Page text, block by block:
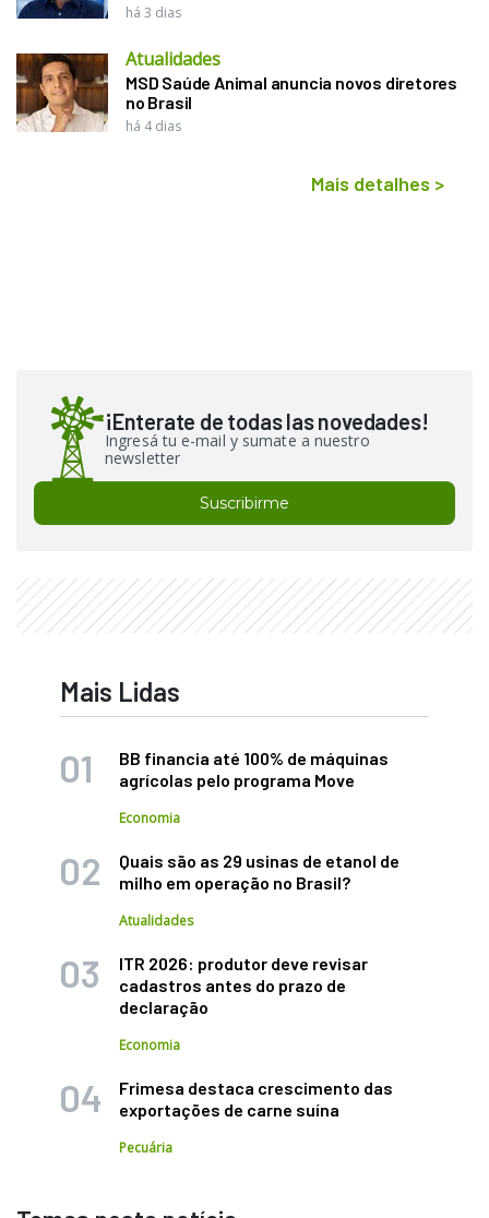
há 3 dias
Atualidades
MSD Saúde Animal anuncia novos diretores
no Brasil
há 4 dias
Mais detalhes >
¡Enterate de todas las novedades!
Ingresá tu e-mail y sumate a nuestro
newsletter
Suscribirme
Mais Lidas
BB financia até 100% de máquinas
agrícolas pelo programa Move
Economia
Quais são as 29 usinas de etanol de
milho em operação no Brasil?
Atualidades
ITR 2026: produtor deve revisar
cadastros antes do prazo de
declaração
Economia
Frimesa destaca crescimento das
exportações de carne suína
Pecuária